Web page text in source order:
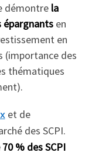
démontre la
épargnantsen
en
(importance des
thématiques
et de
des SCPI.
% des SCPI